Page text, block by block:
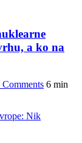
a ko na
Comments 6 min